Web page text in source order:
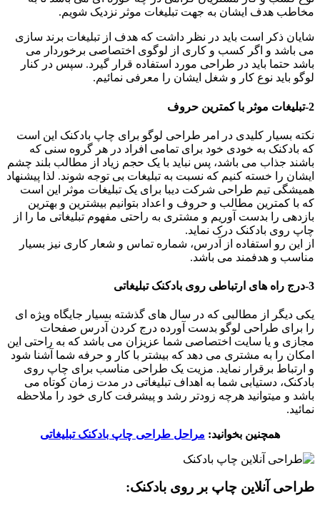
مخاطب هدف ایشان به جهت تبلیغات موثر نزدیک شویم.
شایان ذکر است باید در نظر داشت که هدف از تبلیغات برند سازی
می باشد و اگر کسب و کاری از لوگوی اختصاصی برخوردار می
باشد حتما باید در طراحی مورد استفاده قرار گیرد. سپس در کنار
لوگو باید نوع کار و شغل ایشان را معرفی نمائیم.
2-تبلیغات موثر با کمترین حروف
نکته بسیار کلیدی در امر طراحی لوگو برای چاپ بادکنک این است
که بادکنک به خودی خود برای تمامی افراد در هر گروه سنی که
باشند جذاب می باشد، پس نباید با یک حجم زیاد از مطالب بلند چشم
ایشان را خسته کنیم که نسبت به تبلیغات بی توجه شوند. لذا پیشنهاد
همیشگی تیم طراحی شرکت دیبا برای یک تبلیغات موثر این است
که با کمترین مطالب و حروف و اعداد بتوانیم بیشترین و بهترین
بازدهی را بدست آوریم و مشتری به راحتی مفهوم تبلیغاتی ما را از
چاپ روی بادکنک درک نماید.
از این رو استفاده از آدرس، شماره تماس و شعار کاری نیز بسیار
مناسب و هدفمند می باشد.
3-درج راه های ارتباطی روی بادکنک تبلیغاتی
یکی دیگر از مطالبی که در سال های گذشته بسیار جایگاه ویژه ای
را برای طراحی لوگو بدست آورده درج کردن آدرس صفحات
مجازی و یا سایت اختصاصی شما عزیزان می باشد که به راحتی این
امکان را به مشتری می دهد که بیشتر با کار و حرفه شما آشنا شود
و ارتباط برقرار نماید. مزیت یک طراحی مناسب برای چاپ روی
بادکنک، دستیابی شما به اهداف تبلیغاتی در مدت زمان کوتاه می
باشد و میتوانید هرچه زودتر رشد و پیشرفت کاری خود را ملاحظه
نمائید.
همچنین بخوانید: مراحل طراحی چاپ بادکنک تبلیغاتی
طراحی آنلاین چاپ بر روی بادکنک: